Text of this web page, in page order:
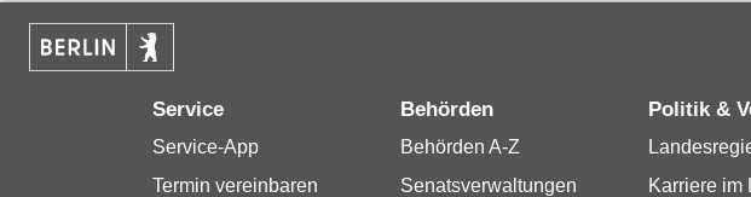
Service
Service-App
Termin vereinbaren
Behörden
Behörden A-Z
Senatsverwaltungen
Politik &
Karriere im